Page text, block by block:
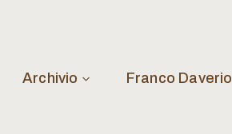
Archivio Franco Daverio